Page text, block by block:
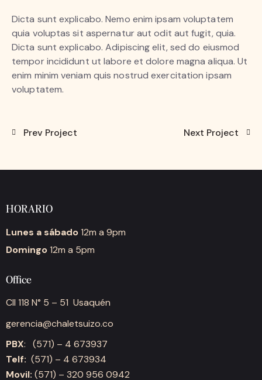
Dicta sunt explicabo. Nemo enim ipsam voluptatem
quia voluptas sit aspernatur aut odit aut fugit, quia.
Dicta sunt explicabo. Adipiscing elit, sed do eiusmod
tempor incididunt ut labore et dolore magna aliqua. Ut
enim minim veniam quis nostrud exercitation ipsam
voluptatem.
Prev Project Next Project
HORARIO
Lunes a sábado12m a 9pm
Domingo12m a 5pm
Office
Cll 118 N° 5 – 51 Usaquén
gerencia@chaletsuizo.co
PBX: (571) – 4 673937
Telf: (571) – 4 673934
Movil: (571) – 320 956 0942